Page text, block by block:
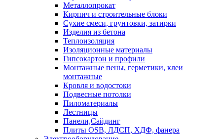
Металлопрокат
Кирпич и строительные блоки
Сухие смеси, грунтовки, затирки
Изделия из бетона
Теплоизоляция
Изоляционные материалы
Гипсокартон и профили
Монтажные пены, герметики, клеи
монтажные
Кровля и водостоки
Подвесные потолки
Пиломатериалы
Лестницы
Панели,Сайдинг
Плиты OSB, ЛДСП, ХДФ, фанера